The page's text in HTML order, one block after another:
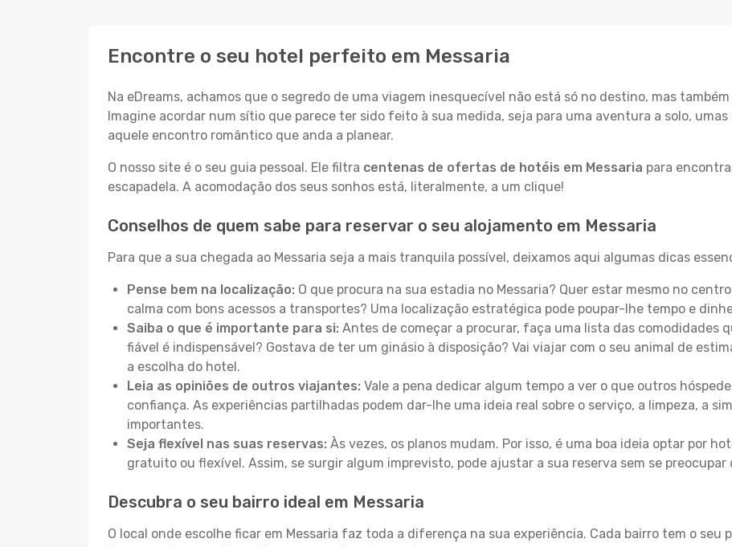
Encontre o seu hotel perfeito em Messaria
Na eDreams, achamos que o segredo de uma viagem inesquecível não está só no destino, mas
Imagine acordar num sítio que parece ter sido feito à sua medida, seja para uma aventura a solo,
aquele encontro romântico que anda a planear.
O nosso site é o seu guia pessoal. Ele filtra centenas de ofertas de hotéis em Messaria para
escapadela. A acomodação dos seus sonhos está, literalmente, a um clique!
Conselhos de quem sabe para reservar o seu alojamento em Messaria
Para que a sua chegada ao Messaria seja a mais tranquila possível, deixamos aqui algumas dicas
Pense bem na localização: O que procura na sua estadia no Messaria? Quer estar mesmo no
calma com bons acessos a transportes? Uma localização estratégica pode poupar-lhe tempo e
Saiba o que é importante para si: Antes de começar a procurar, faça uma lista das comodidades
fiável é indispensável? Gostava de ter um ginásio à disposição? Vai viajar com o seu animal de
a escolha do hotel.
Leia as opiniões de outros viajantes: Vale a pena dedicar algum tempo a ver o que outros
confiança. As experiências partilhadas podem dar-lhe uma ideia real sobre o serviço, a limpeza, a
importantes.
Seja flexível nas suas reservas: Às vezes, os planos mudam. Por isso, é uma boa ideia optar por
gratuito ou flexível. Assim, se surgir algum imprevisto, pode ajustar a sua reserva sem se
Descubra o seu bairro ideal em Messaria
O local onde escolhe ficar em Messaria faz toda a diferença na sua experiência. Cada bairro tem o seu